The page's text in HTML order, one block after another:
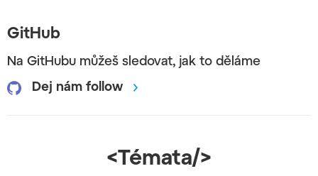
GitHub
Na GitHubu můžeš sledovat, jak to děláme
Dej nám follow
<Témata/>